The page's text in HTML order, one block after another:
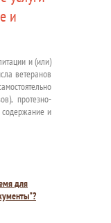
и
и (или)
ветеранов
протезно-
содержание и
для